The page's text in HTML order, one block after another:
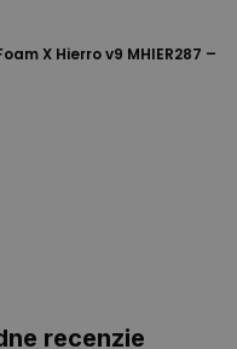
X Hierro v9 MHIER287 –
recenzie